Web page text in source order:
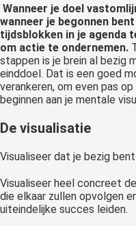
Wanneer je doel
wanneer je begonnen
tijdsblokken in je agenda
om actie te ondernemen.
stappen is je brein al bezig
einddoel. Dat is een goed
verankeren, om even pas
beginnen aan je mentale
De visualisatie
Visualiseer dat je bezig
Visualiseer heel concreet
die elkaar zullen opvolgen
uiteindelijke succes leiden.